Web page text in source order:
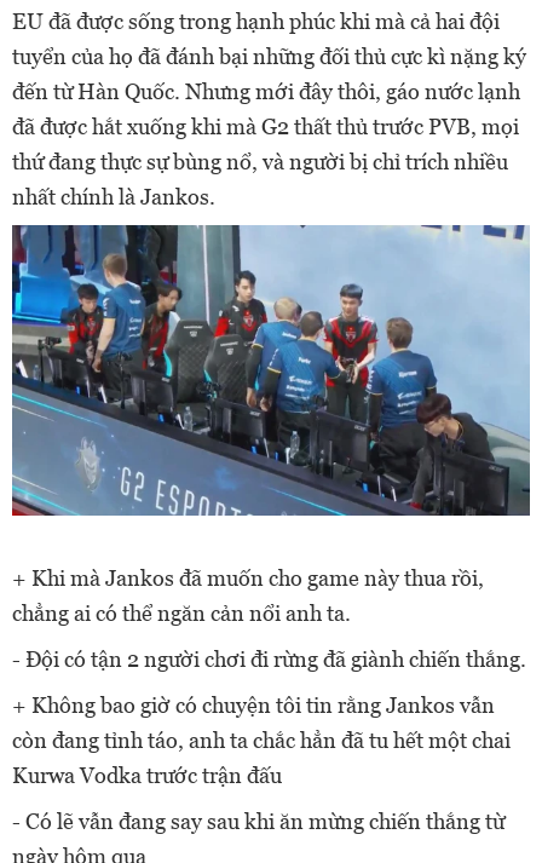
EU đã được sống trong hạnh phúc khi mà cả hai đội
tuyển của họ đã đánh bại những đối thủ cực kì nặng ký
đến từ Hàn Quốc. Nhưng mới đây thôi, gáo nước lạnh
đã được hắt xuống khi mà G2 thất thủ trước PVB, mọi
thứ đang thực sự bùng nổ, và người bị chỉ trích nhiều
nhất chính là Jankos.
+ Khi mà Jankos đã muốn cho game này thua rồi,
chẳng ai có thể ngăn cản nổi anh ta.
- Đội có tận 2 người chơi đi rừng đã giành chiến thắng.
+ Không bao giờ có chuyện tôi tin rằng Jankos vẫn
còn đang tỉnh táo, anh ta chắc hẳn đã tu hết một chai
Kurwa Vodka trước trận đấu
- Có lẽ vẫn đang say sau khi ăn mừng chiến thắng từ
ngày hôm qua